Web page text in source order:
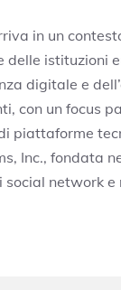
in un
istituzioni
digitale e
con un focus
piattaforme
Inc., fondata
social network e